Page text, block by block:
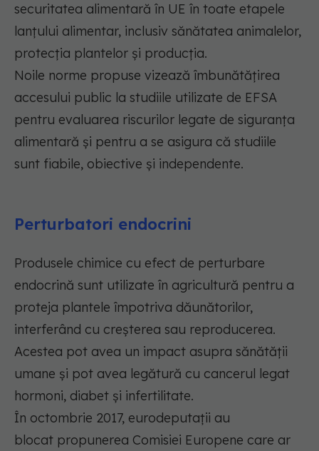
securitatea alimentară în UE în toate etapele
lanțului alimentar, inclusiv sănătatea animalelor,
protecția plantelor și producția.
Noile norme propuse vizează îmbunătățirea
accesului public la studiile utilizate de EFSA
pentru evaluarea riscurilor legate de siguranța
alimentară și pentru a se asigura că studiile
sunt fiabile, obiective și independente.
Perturbatori endocrini
Produsele chimice cu efect de perturbare
endocrină sunt utilizate în agricultură pentru a
proteja plantele împotriva dăunătorilor,
interferând cu creșterea sau reproducerea.
Acestea pot avea un impact asupra sănătății
umane și pot avea legătură cu cancerul legat
hormoni, diabet și infertilitate.
În octombrie 2017, eurodeputații au
blocat propunerea Comisiei Europene care ar